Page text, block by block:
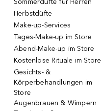
Sommerdüfte für Herren
Herbstdüfte
Make-up-Services
Tages-Make-up im Store
Abend-Make-up im Store
Kostenlose Rituale im Store
Gesichts- &
Körperbehandlungen im
Store
Augenbrauen & Wimpern